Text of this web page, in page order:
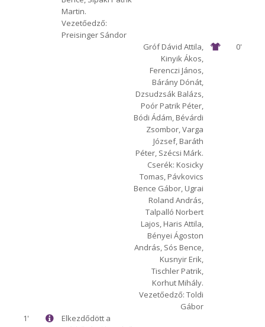
Martin.
Vezetőedző:
Preisinger Sándor
0'
Gróf Dávid Attila,
Kinyik Ákos,
Ferenczi János,
Bárány Dónát,
Dzsudzsák Balázs,
Poór Patrik Péter,
Bódi Ádám, Bévárdi
Zsombor, Varga
József, Baráth
Péter, Szécsi Márk.
Cserék: Kosicky
Tomas, Pávkovics
Bence Gábor, Ugrai
Roland András,
Talpalló Norbert
Lajos, Haris Attila,
Bényei Ágoston
András, Sós Bence,
Kusnyir Erik,
Tischler Patrik,
Korhut Mihály.
Vezetőedző: Toldi
Gábor
1'
Elkezdődött a